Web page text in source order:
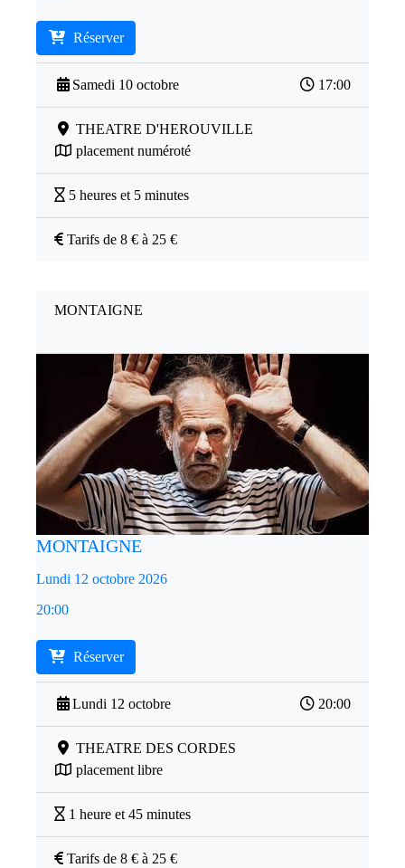
Réserver
Samedi 10 octobre 17:00
THEATRE D'HEROUVILLE
placement numéroté
5 heures et 5 minutes
Tarifs de 8 € à 25 €
MONTAIGNE
MONTAIGNE
Lundi 12 octobre 2026
20:00
Réserver
Lundi 12 octobre 20:00
THEATRE DES CORDES
placement libre
1 heure et 45 minutes
Tarifs de 8 € à 25 €